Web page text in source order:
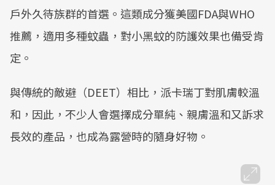
戶外久待族群的首選。這類成分獲美國FDA與WHO
推薦，適用多種蚊蟲，對小黑蚊的防護效果也備受肯
定。
與傳統的敵避（DEET）相比，派卡瑞丁對肌膚較溫
和，因此，不少人會選擇成分單純、親膚溫和又訴求
長效的產品，也成為露營時的隨身好物。